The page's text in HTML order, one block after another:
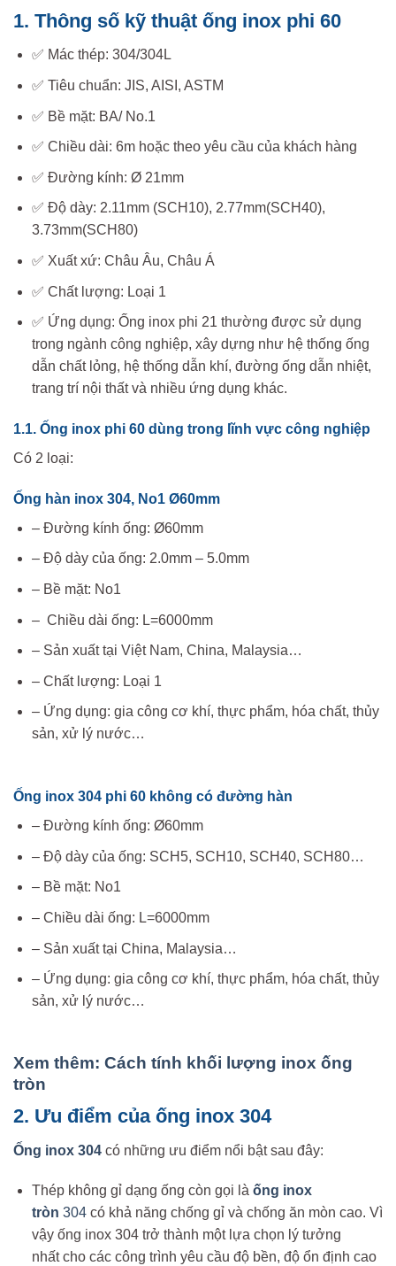
1. Thông số kỹ thuật ống inox phi 60
✅ Mác thép: 304/304L
✅ Tiêu chuẩn: JIS, AISI, ASTM
✅ Bề mặt: BA/ No.1
✅ Chiều dài: 6m hoặc theo yêu cầu của khách hàng
✅ Đường kính: Ø 21mm
✅ Độ dày: 2.11mm (SCH10), 2.77mm(SCH40),
3.73mm(SCH80)
✅ Xuất xứ: Châu Âu, Châu Á
✅ Chất lượng: Loại 1
✅ Ứng dụng: Ống inox phi 21 thường được sử dụng
trong ngành công nghiệp, xây dựng như hệ thống ống
dẫn chất lỏng, hệ thống dẫn khí, đường ống dẫn nhiệt,
trang trí nội thất và nhiều ứng dụng khác.
1.1. Ống inox phi 60 dùng trong lĩnh vực công nghiệp
Có 2 loại:
Ống hàn inox 304, No1 Ø60mm
– Đường kính ống: Ø60mm
– Độ dày của ống: 2.0mm – 5.0mm
– Bề mặt: No1
– Chiều dài ống: L=6000mm
– Sản xuất tại Việt Nam, China, Malaysia…
– Chất lượng: Loại 1
– Ứng dụng: gia công cơ khí, thực phẩm, hóa chất, thủy
sản, xử lý nước…
Ống inox 304 phi 60 không có đường hàn
– Đường kính ống: Ø60mm
– Độ dày của ống: SCH5, SCH10, SCH40, SCH80…
– Bề mặt: No1
– Chiều dài ống: L=6000mm
– Sản xuất tại China, Malaysia…
– Ứng dụng: gia công cơ khí, thực phẩm, hóa chất, thủy
sản, xử lý nước…
Xem thêm: Cách tính khối lượng inox ống
tròn
2. Ưu điểm của ống inox 304
Ống inox 304 có những ưu điểm nổi bật sau đây:
Thép không gỉ dạng ống còn gọi là ống inox
tròn 304có khả năng chống gỉ và chống ăn mòn cao. Vì
vậy ống inox 304 trở thành một lựa chọn lý tưởng
nhất cho các công trình yêu cầu độ bền, độ ổn định cao